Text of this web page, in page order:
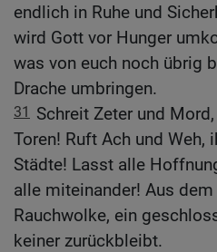
endlich in Ruhe und
wird Gott vor Hunger
was von euch noch übrig
Drache umbringen.
31 Schreit Zeter und
Toren! Ruft Ach und Weh,
Städte! Lasst alle
alle miteinander! Aus
Rauchwolke, ein
keiner zurückbleibt.